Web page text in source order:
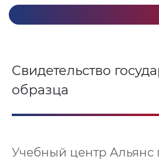
Свидетельство
образца
Учебный центр Альянс